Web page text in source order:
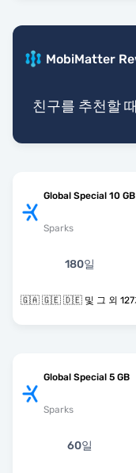
MobiMatter
친구를 추천할
Global Special 10 GB
Sparks
180일
🇬🇦 🇬🇪 🇩🇪 및 그 외
Global Special 5 GB
Sparks
60일